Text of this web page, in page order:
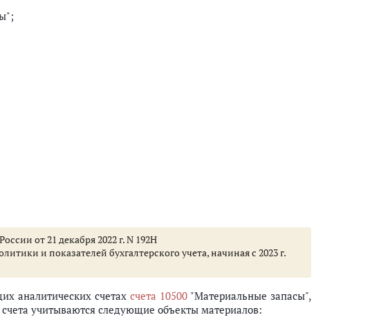
от 21 декабря 2022 г. N 192Н
и показателей бухгалтерского учета, начиная с 2023 г.
аналитических счетах счета 10500"Материальные запасы",
учитываются следующие объекты материалов: